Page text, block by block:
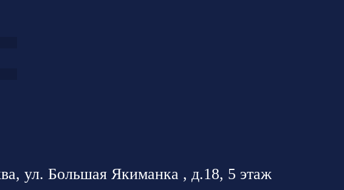
ул. Большая Якиманка , д.18, 5 этаж